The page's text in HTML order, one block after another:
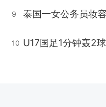
9
10 U17国足1分钟轰2球